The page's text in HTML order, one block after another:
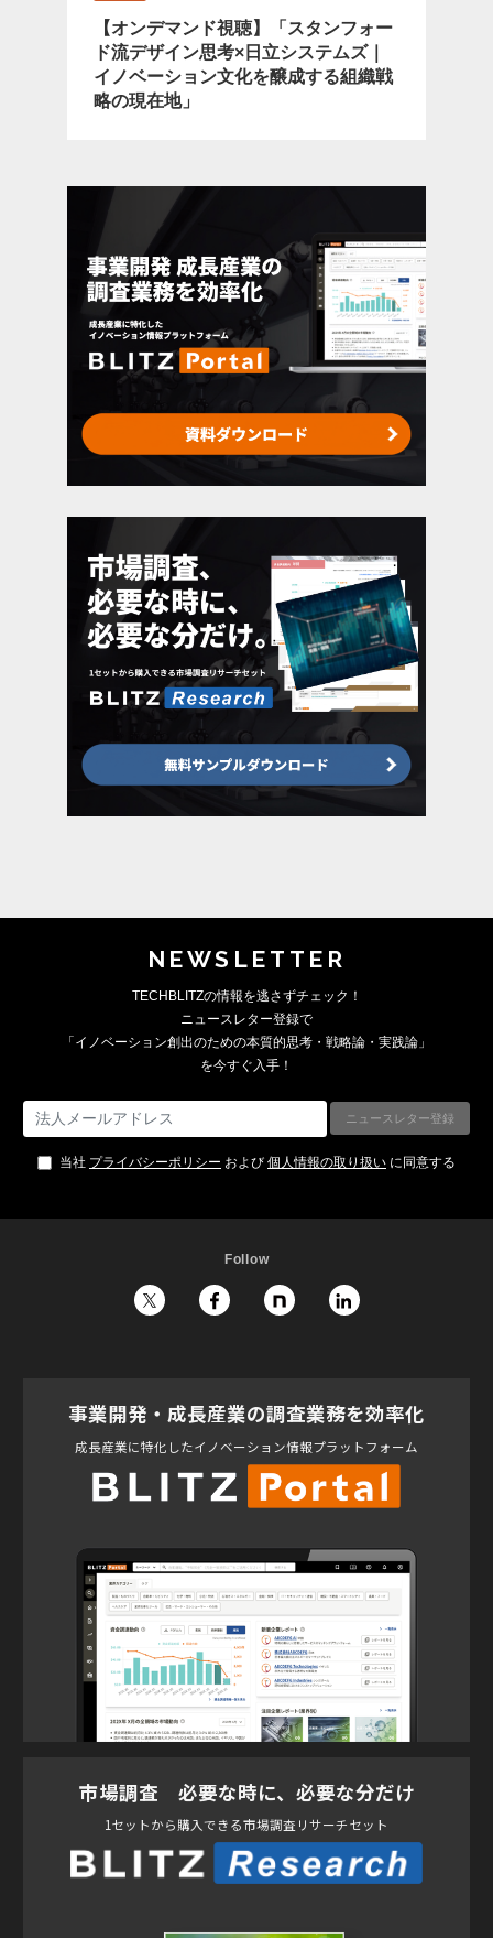
【オンデマンド視聴】「スタンフォー
ド流デザイン思考×日立システムズ｜
イノベーション文化を醸成する組織戦
略の現在地」
NEWSLETTER
TECHBLITZの情報を逃さずチェック！
ニュースレター登録で
「イノベーション創出のための本質的思考・戦略論・実践論」
を今すぐ入手！
当社 プライバシーポリシー および 個人情報の取り扱い に同意する
Follow
事業開発・成長産業の調査業務を効率化
成長産業に特化したイノベーション情報プラットフォーム
市場調査 必要な時に、必要な分だけ
1セットから購入できる市場調査リサーチセット